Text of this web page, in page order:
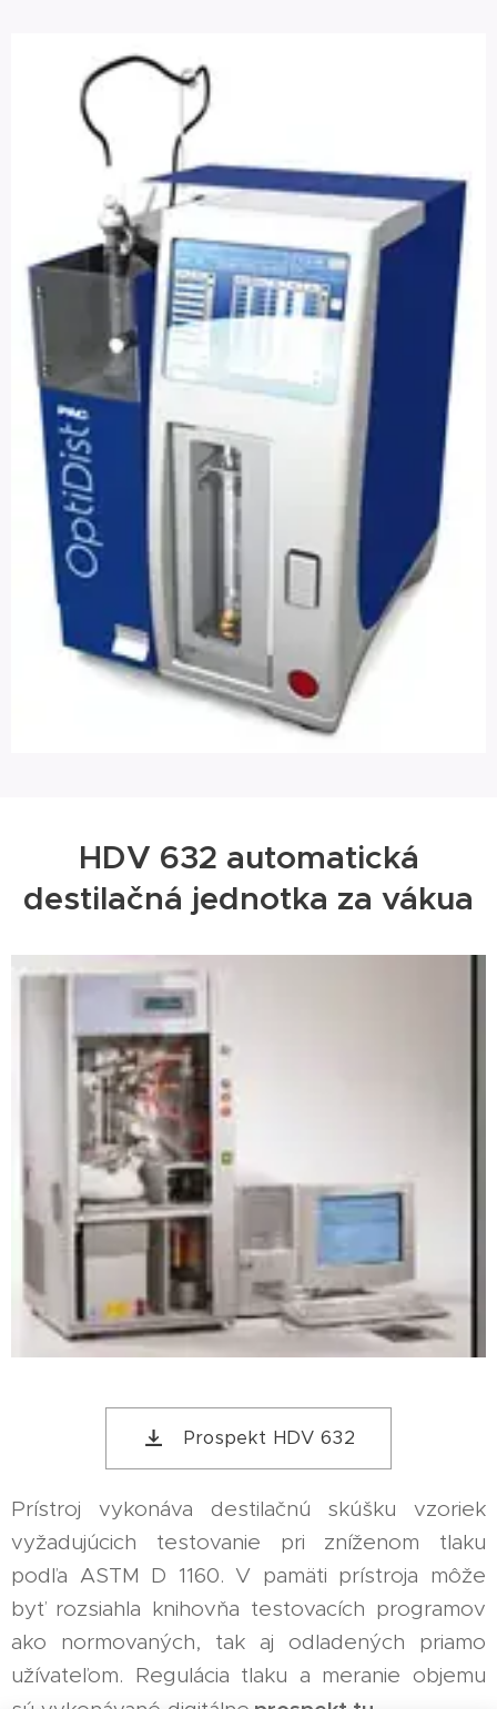
HDV 632 automatická
destilačná jednotka za vákua
Prospekt HDV 632
Prístroj vykonáva destilačnú skúšku vzoriek
vyžadujúcich testovanie pri zníženom tlaku
podľa ASTM D 1160. V pamäti prístroja môže
byť rozsiahla knihovňa testovacích programov
ako normovaných, tak aj odladených priamo
užívateľom. Regulácia tlaku a meranie objemu